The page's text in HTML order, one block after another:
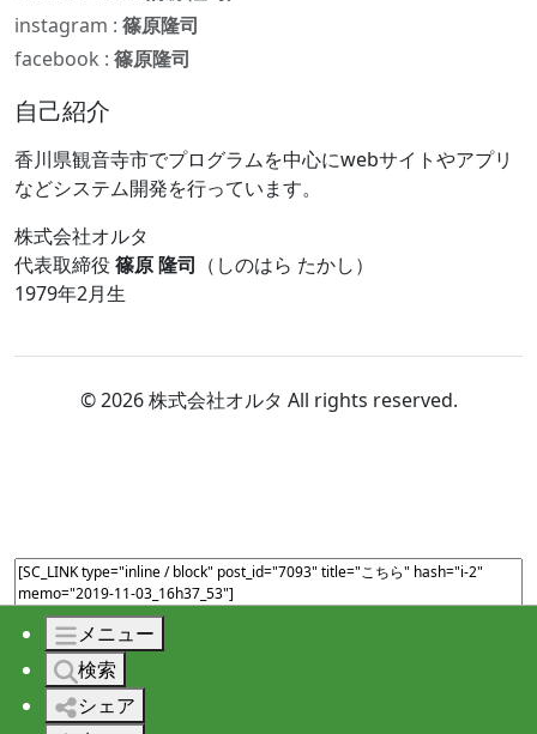
instagram : 篠原隆司
facebook : 篠原隆司
自己紹介
香川県観音寺市でプログラムを中心にwebサイトやアプリ
などシステム開発を行っています。
株式会社オルタ
代表取締役 篠原 隆司 （しのはら たかし）
1979年2月生
© 2026 株式会社オルタ All rights reserved.
メニュー
検索
シェア